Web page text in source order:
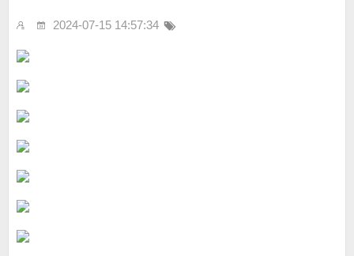
2024-07-15 14:57:34